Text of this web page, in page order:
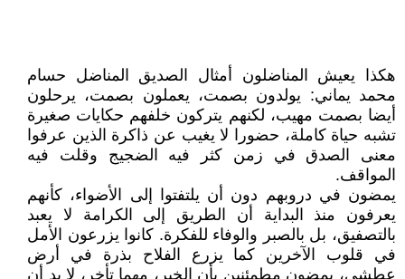
هكذا يعيش المناضلون أمثال الصديق المناضل حسام
محمد يماني: يولدون بصمت، يعملون بصمت، يرحلون
أيضا بصمت مهيب، لكنهم يتركون خلفهم حكايات صغيرة
تشبه حياة كاملة، حضورا لا يغيب عن ذاكرة الذين عرفوا
معنى الصدق في زمن كثر فيه الضجيج وقلت فيه
المواقف.
يمضون في دروبهم دون أن يلتفتوا إلى الأضواء، كأنهم
يعرفون منذ البداية أن الطريق إلى الكرامة لا يعبد
بالتصفيق، بل بالصبر والوفاء للفكرة. كانوا يزرعون الأمل
في قلوب الآخرين كما يزرع الفلاح بذرة في أرض
عطشى، يمضون مطمئنين بأن الخير، مهما تأخر، لا بد أن